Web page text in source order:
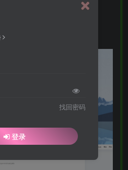
后台插件。
qqdie）的登录插件。
找回密码
登录